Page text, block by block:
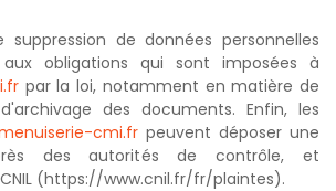
suppression de données personnelles
obligations qui sont imposées à
par la loi, notamment en matière de
des documents. Enfin, les
cmi.fr peuvent déposer une
des autorités de contrôle, et
(https://www.cnil.fr/fr/plaintes).